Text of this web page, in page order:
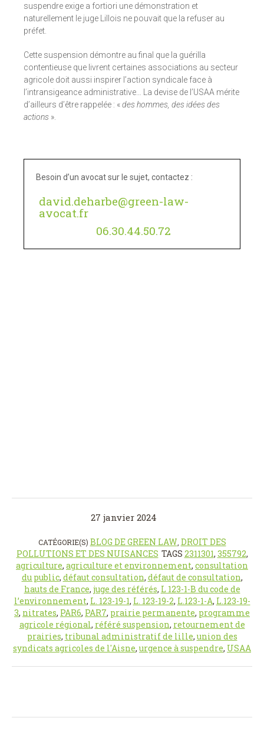
suspendre exige a fortiori une démonstration et
naturellement le juge Lillois ne pouvait que la refuser au
préfet.
Cette suspension démontre au final que la guérilla
contentieuse que livrent certaines associations au secteur
agricole doit aussi inspirer l’action syndicale face à
l’intransigeance administrative… La devise de l’USAA mérite
d’ailleurs d’être rappelée : «des hommes, des idées des
actions ».
Besoin d’un avocat sur le sujet, contactez :
david.deharbe@green-law-
avocat.fr
06.30.44.50.72
27 janvier 2024
CATÉGORIE(S) BLOG DE GREEN LAW, DROIT DES
POLLUTIONS ET DES NUISANCES TAGS 2311301, 355792,
agriculture, agriculture et environnement, consultation
du public, défaut consultation, défaut de consultation,
hauts de France, juge des référés, L 123-1-B du code de
l’environnement, L. 123-19-1, L. 123-19-2, L.123-1-A, L.123-19-
3, nitrates, PAR6, PAR7, prairie permanente, programme
agricole régional, référé suspension, retournement de
prairies, tribunal administratif de lille, union des
syndicats agricoles de l'Aisne, urgence à suspendre, USAA